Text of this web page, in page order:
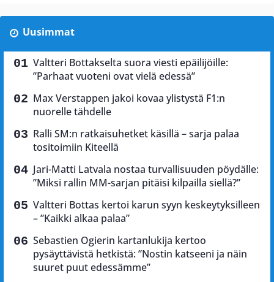
Uusimmat
Valtteri Bottakselta suora viesti epäilijöille:
”Parhaat vuoteni ovat vielä edessä”
Max Verstappen jakoi kovaa ylistystä F1:n
nuorelle tähdelle
Ralli SM:n ratkaisuhetket käsillä – sarja palaa
tositoimiin Kiteellä
Jari-Matti Latvala nostaa turvallisuuden pöydälle:
”Miksi rallin MM-sarjan pitäisi kilpailla siellä?”
Valtteri Bottas kertoi karun syyn keskeytyksilleen
– ”Kaikki alkaa palaa”
Sebastien Ogierin kartanlukija kertoo
pysäyttävistä hetkistä: ”Nostin katseeni ja näin
suuret puut edessämme”